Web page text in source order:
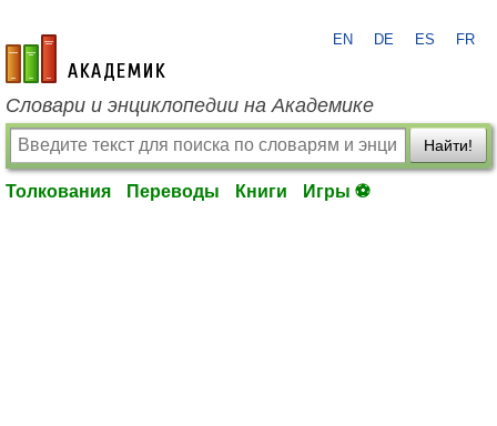
academic.ru
EN DE ES FR
Словари и энциклопедии на Академике
Найти!
Толкования Переводы Книги Игры ⚽